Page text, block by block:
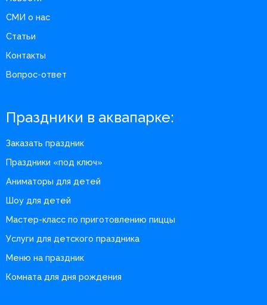
СМИ о нас
Статьи
Контакты
Вопрос-ответ
Праздники в аквапарке:
Заказать праздник
Праздники «под ключ»
Аниматоры для детей
Шоу для детей
Мастер-класс по приготовлению пиццы
Услуги для детского праздника
Меню на праздник
Комната для дня рождения